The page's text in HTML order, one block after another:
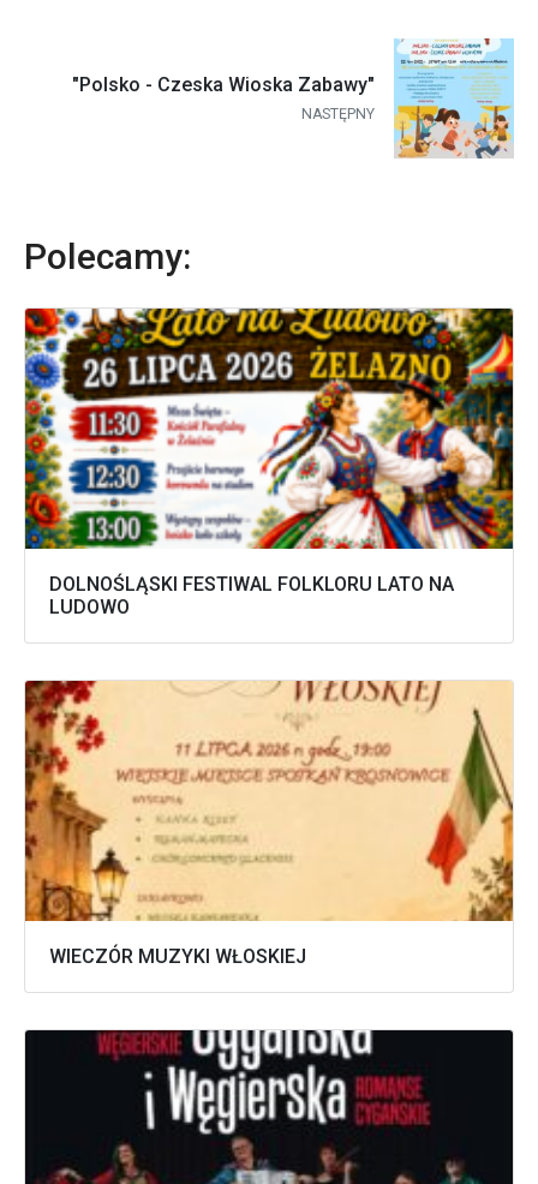
"Polsko - Czeska Wioska Zabawy"
NASTĘPNY
Polecamy:
DOLNOŚLĄSKI FESTIWAL FOLKLORU LATO NA
LUDOWO
WIECZÓR MUZYKI WŁOSKIEJ